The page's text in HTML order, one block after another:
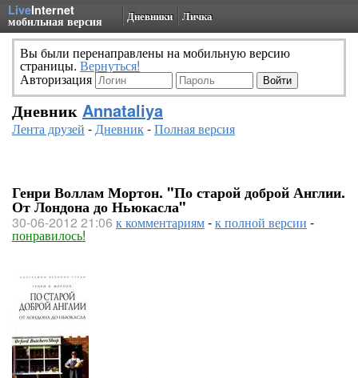
LiveInternet
мобильная версия Дневники Личка
Вы были перенаправлены на мобильную версию
страницы. Вернуться!
Авторизация
Дневник Annataliya
Лента друзей -Дневник-Полная версия
Генри Воллам Мортон. "По старой доброй Англии.
От Лондона до Ньюкасла"
30-06-2012 21:06 к комментариям-к полной версии -
понравилось!